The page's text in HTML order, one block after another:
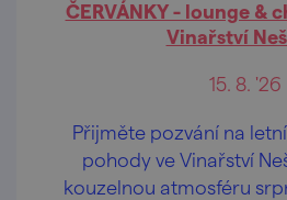
ČERVÁNKY - lounge &
Vinařství
15. 8. '26
Přijměte pozvání na
pohody ve Vinařství
kouzelnou atmosféru